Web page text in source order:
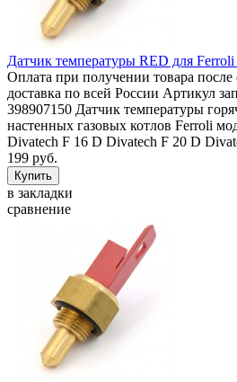
Датчик температуры RED для
Оплата при получении товара после
доставка по всей России Артикул
398907150 Датчик температуры
настенных газовых котлов Ferroli
Divatech F 16 D Divatech F 20 D
199 руб.
в закладки
сравнение